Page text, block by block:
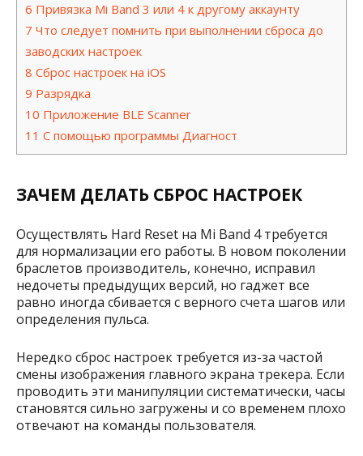
6 Привязка Mi Band 3 или 4 к другому аккаунту
7 Что следует помнить при выполнении сброса до
заводских настроек
8 Сброс настроек на iOS
9 Разрядка
10 Приложение BLE Scanner
11 С помощью программы Диагност
ЗАЧЕМ ДЕЛАТЬ СБРОС НАСТРОЕК
Осуществлять Hard Reset на Mi Band 4 требуется
для нормализации его работы. В новом поколении
браслетов производитель, конечно, исправил
недочеты предыдущих версий, но гаджет все
равно иногда сбивается с верного счета шагов или
определения пульса.
Нередко сброс настроек требуется из-за частой
смены изображения главного экрана трекера. Если
проводить эти манипуляции систематически, часы
становятся сильно загружены и со временем плохо
отвечают на команды пользователя.